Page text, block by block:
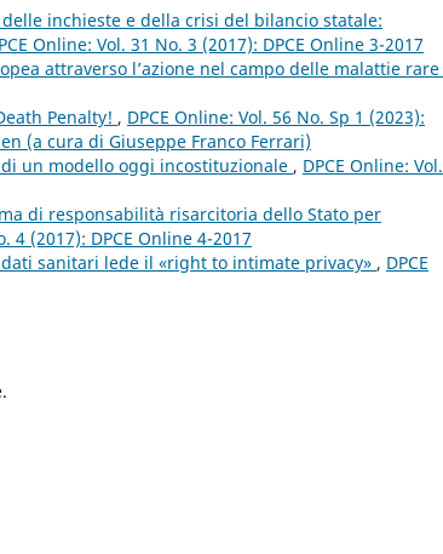
inchieste e della crisi del bilancio statale:
Online: Vol. 31 No. 3 (2017): DPCE Online 3-2017
attraverso l’azione nel campo delle malattie rare
Penalty! , DPCE Online: Vol. 56 No. Sp 1 (2023):
(a cura di Giuseppe Franco Ferrari)
un modello oggi incostituzionale , DPCE Online: Vol.
di responsabilità risarcitoria dello Stato per
4 (2017): DPCE Online 4-2017
sanitari lede il «right to intimate privacy» , DPCE